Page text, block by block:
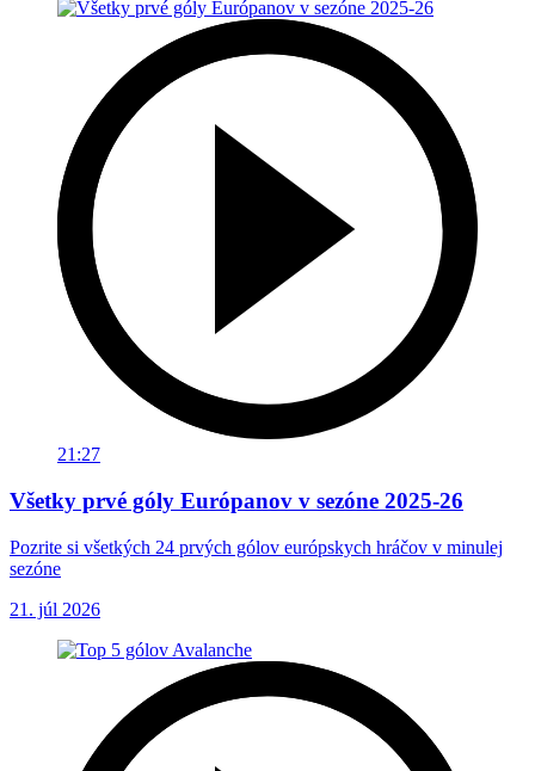
21:27
Všetky prvé góly Európanov v sezóne 2025-26
Pozrite si všetkých 24 prvých gólov európskych hráčov v minulej
sezóne
21. júl 2026